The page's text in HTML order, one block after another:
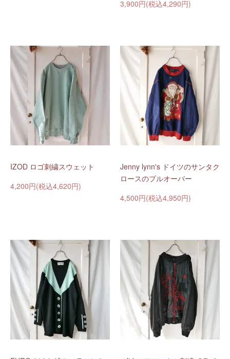
3,900円(税込4,290円)
IZOD ロゴ刺繍スウェット
4,200円(税込4,620円)
Jenny lynn's ドイツのサンタク
ロースのプルオーバー
4,500円(税込4,950円)